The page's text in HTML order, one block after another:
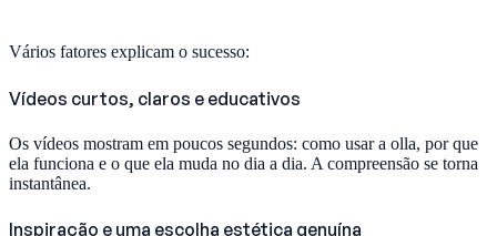
Vários fatores explicam o sucesso:
Vídeos curtos, claros e educativos
Os vídeos mostram em poucos segundos: como usar a olla, por que
ela funciona e o que ela muda no dia a dia. A compreensão se torna
instantânea.
Inspiração e uma escolha estética genuína